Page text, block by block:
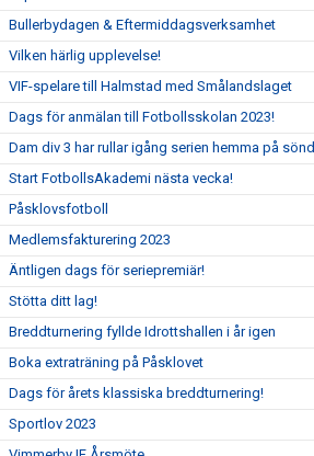
Bullerbydagen & Eftermiddagsverksamhet
Vilken härlig upplevelse!
VIF-spelare till Halmstad med Smålandslaget
Dags för anmälan till Fotbollsskolan 2023!
Dam div 3 har rullar igång serien hemma på
Start FotbollsAkademi nästa vecka!
Påsklovsfotboll
Medlemsfakturering 2023
Äntligen dags för seriepremiär!
Stötta ditt lag!
Breddturnering fyllde Idrottshallen i år igen
Boka extraträning på Påsklovet
Dags för årets klassiska breddturnering!
Sportlov 2023